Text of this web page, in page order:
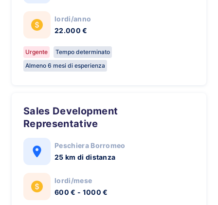
lordi/anno
22.000 €
Urgente
Tempo determinato
Almeno 6 mesi di esperienza
Sales Development
Representative
Peschiera Borromeo
25 km di distanza
lordi/mese
600 € - 1000 €